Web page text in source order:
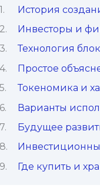
История
Инвесторы и
Технология
Простое
Токеномика и
Варианты
Будущее
Где купить и